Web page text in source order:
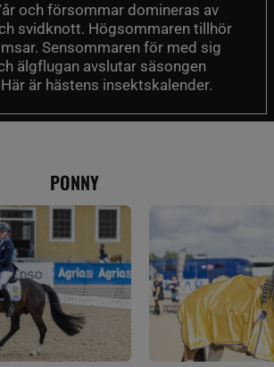
och försommar domineras av
svidknott. Högsommaren tillhör
Sensommaren för med sig
älgflugan avslutar säsongen
är hästens insektskalender.
PONNY